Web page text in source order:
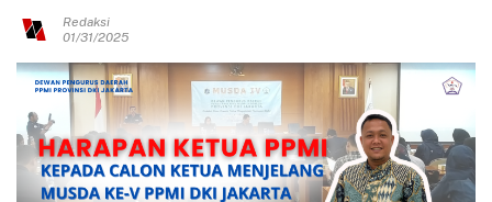
Redaksi
01/31/2025